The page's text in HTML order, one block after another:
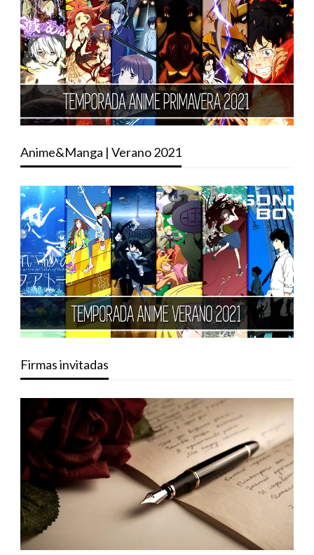
Anime&Manga | Verano 2021
Firmas invitadas